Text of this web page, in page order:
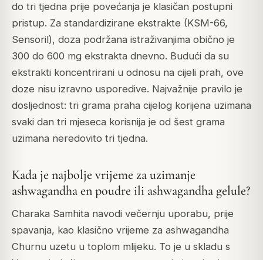
do tri tjedna prije povećanja je klasičan postupni
pristup. Za standardizirane ekstrakte (KSM-66,
Sensoril), doza podržana istraživanjima obično je
300 do 600 mg ekstrakta dnevno. Budući da su
ekstrakti koncentrirani u odnosu na cijeli prah, ove
doze nisu izravno usporedive. Najvažnije pravilo je
dosljednost: tri grama praha cijelog korijena uzimana
svaki dan tri mjeseca korisnija je od šest grama
uzimana neredovito tri tjedna.
Kada je najbolje vrijeme za uzimanje
ashwagandha en poudre ili ashwagandha gelule?
Charaka Samhita navodi večernju uporabu, prije
spavanja, kao klasično vrijeme za ashwagandha
Churnu uzetu u toplom mlijeku. To je u skladu s